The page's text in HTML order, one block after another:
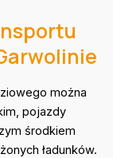
można
pojazdy
środkiem
ładunków.